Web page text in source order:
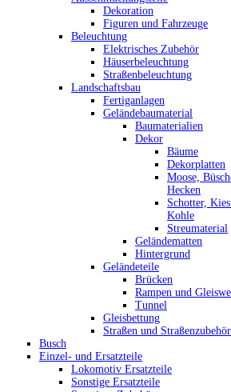
Dekoration
Figuren und Fahrzeuge
Beleuchtung
Elektrisches Zubehör
Häuserbeleuchtung
Straßenbeleuchtung
Landschaftsbau
Fertiganlagen
Geländebaumaterial
Baumaterialien
Dekor
Bäume
Dekorplatten
Moose,
Hecken
Schotter,
Kohle
Streumaterial
Geländematten
Hintergrund
Geländeteile
Brücken
Rampen und
Tunnel
Gleisbettung
Straßen und Straßenzubehör
Busch
Einzel- und Ersatzteile
Lokomotiv Ersatzteile
Sonstige Ersatzteile